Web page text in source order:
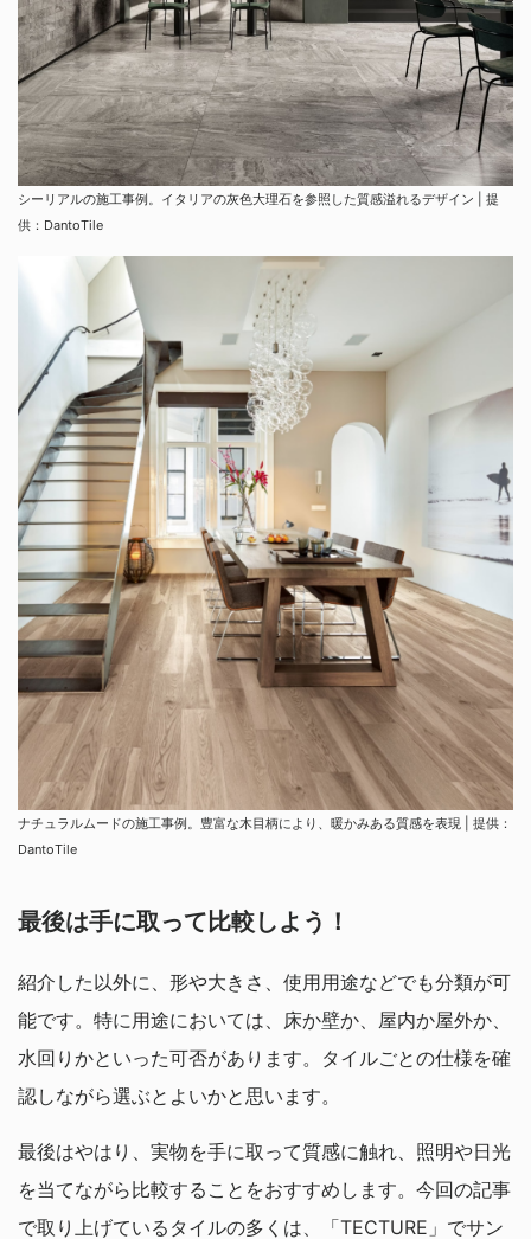
シーリアルの施工事例。イタリアの灰色大理石を参照した質感溢れるデザイン | 提
供：DantoTile
ナチュラルムードの施工事例。豊富な木目柄により、暖かみある質感を表現 | 提供：
DantoTile
最後は手に取って比較しよう！
紹介した以外に、形や大きさ、使用用途などでも分類が可
能です。特に用途においては、床か壁か、屋内か屋外か、
水回りかといった可否があります。タイルごとの仕様を確
認しながら選ぶとよいかと思います。
最後はやはり、実物を手に取って質感に触れ、照明や日光
を当てながら比較することをおすすめします。今回の記事
で取り上げているタイルの多くは、「TECTURE」でサン